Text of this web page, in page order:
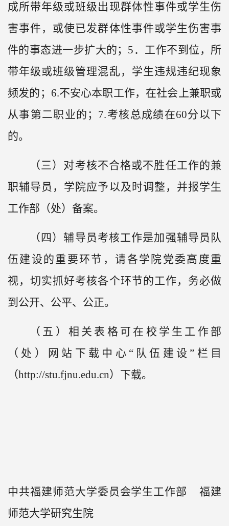
成所带年级或班级出现群体性事件或学生伤
害事件，或使已发群体性事件或学生伤害事
件的事态进一步扩大的；5．工作不到位，所
带年级或班级管理混乱，学生违规违纪现象
频发的；6.不安心本职工作，在社会上兼职或
从事第二职业的；7.考核总成绩在60分以下
的。
（三）对考核不合格或不胜任工作的兼
职辅导员，学院应予以及时调整，并报学生
工作部（处）备案。
（四）辅导员考核工作是加强辅导员队
伍建设的重要环节，请各学院党委高度重
视，切实抓好考核各个环节的工作，务必做
到公开、公平、公正。
（五）相关表格可在校学生工作部
（处）网站下载中心 “队伍建设”栏目
（http://stu.fjnu.edu.cn）下载。
中共福建师范大学委员会学生工作部
福建
师范大学研究生院